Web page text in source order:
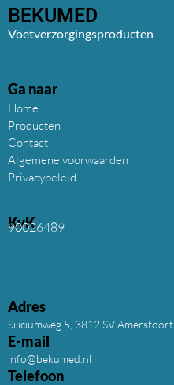
BEKUMED
Voetverzorgingsproducten
Ga naar
Home
Producten
Contact
Algemene voorwaarden
Privacybeleid
KvK
90026489
Adres
Siliciumweg 5, 3812 SV Amersfoort
E-mail
info@bekumed.nl
Telefoon